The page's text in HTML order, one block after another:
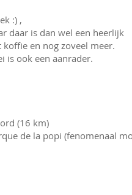
:) ,
daar is dan wel een heerlijk
en nog zoveel meer.
is ook een aanrader.
(16 km)
de la popi (fenomenaal